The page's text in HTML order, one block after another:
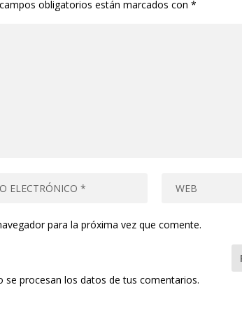
obligatorios están marcados con*
para la próxima vez que comente.
se procesan los datos de tus comentarios.